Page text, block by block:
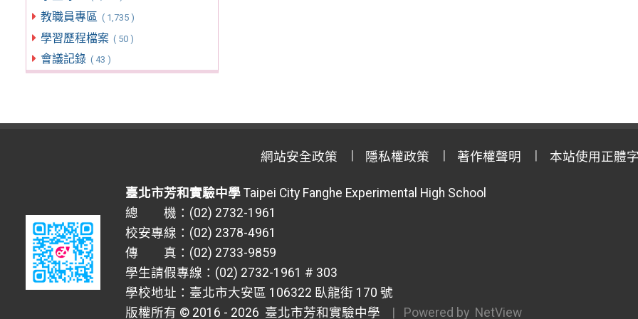
教職員專區 ( 1,735 )
學習歷程檔案 ( 50 )
會議記錄 ( 43 )
網站安全政策 隱私權政策 著作權聲明 本站使用正體
臺北市芳和實驗中學 Taipei City Fanghe Experimental High School
總 機：(02) 2732-1961
校安專線：(02) 2378-4961
傳 真：(02) 2733-9859
學生請假專線：(02) 2732-1961 # 303
學校地址：臺北市大安區 106322 臥龍街 170 號
版權所有 © 2016 - 2026 臺北市芳和實驗中學 | Powered by NetView